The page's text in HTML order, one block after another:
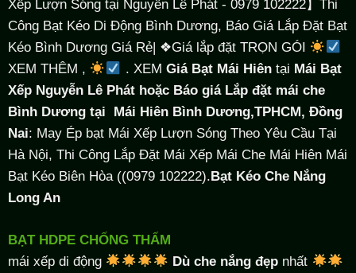
Xếp Lượn Sóng tại Nguyễn Lê Phát - 0979 102222】Thi
Công Bạt Kéo Di Động Bình Dương, Báo Giá Lắp Đặt Bạt
Kéo Bình Dương Giá Rẻ| ❖Giá lắp đặt TRỌN GÓI
XEM THÊM ,
. XEM Giá Bạt Mái Hiêntại Mái Bạt
Xếp Nguyễn Lê Phát hoặc Báo giá Lắp đặt mái che
Bình Dương tại Mái Hiên Bình Dương,TPHCM, Đồng
Nai: May Ép bạt Mái Xếp Lượn Sóng Theo Yêu Cầu Tại
Hà Nội, Thi Công Lắp Đặt Mái Xếp Mái Che Mái Hiên Mái
Bạt Kéo Biên Hòa ((0979 102222).Bạt Kéo Che Nắng
Long An
BẠT HDPE CHỐNG THẤM
mái xếp di động Dù che nắng đẹp nhất